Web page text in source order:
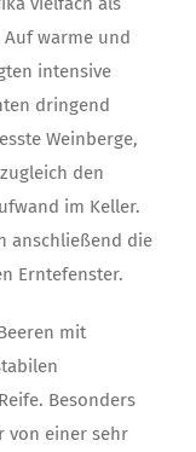
Auf warme und
intensive
dringend
Weinberge,
den
im Keller.
anschließend die
Erntefenster.
mit
Besonders
von einer sehr